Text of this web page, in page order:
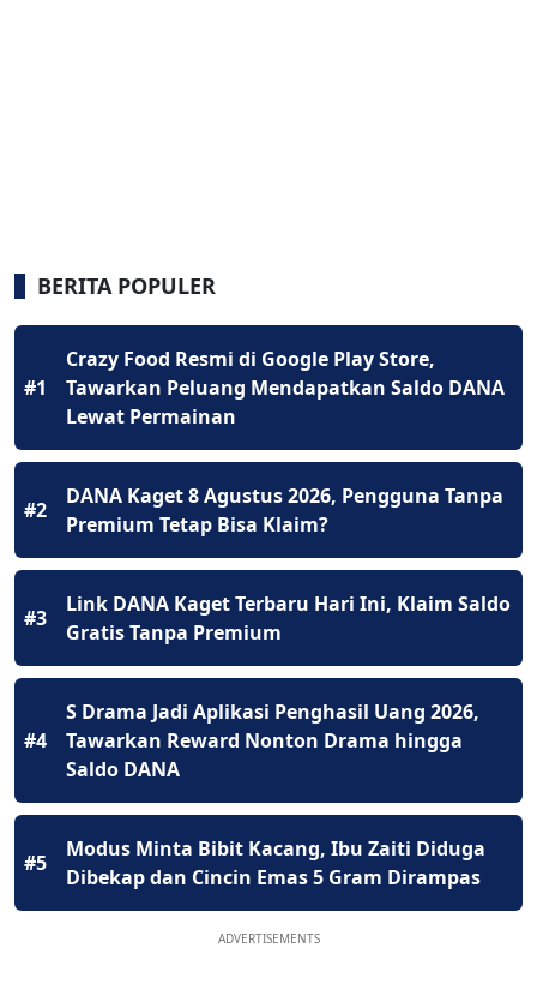
BERITA POPULER
#1
Crazy Food Resmi di Google Play Store,
Tawarkan Peluang Mendapatkan Saldo DANA
Lewat Permainan
#2
DANA Kaget 8 Agustus 2026, Pengguna Tanpa
Premium Tetap Bisa Klaim?
#3
Link DANA Kaget Terbaru Hari Ini, Klaim Saldo
Gratis Tanpa Premium
#4
S Drama Jadi Aplikasi Penghasil Uang 2026,
Tawarkan Reward Nonton Drama hingga
Saldo DANA
#5
Modus Minta Bibit Kacang, Ibu Zaiti Diduga
Dibekap dan Cincin Emas 5 Gram Dirampas
ADVERTISEMENTS